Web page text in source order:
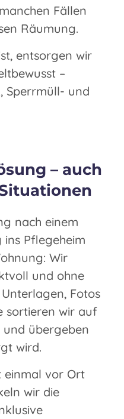
Fällen
Räumung.
entsorgen wir
–
Sperrmüll- und
– auch
nach einem
ins Pflegeheim
Wir
und ohne
Fotos
sortieren wir auf
übergeben
wird.
einmal vor Ort
wir die